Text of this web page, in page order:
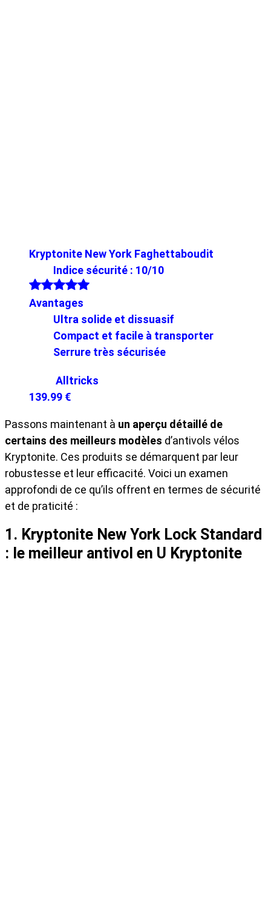
Kryptonite New York Faghettaboudit
Indice sécurité : 10/10
Avantages
Ultra solide et dissuasif
Compact et facile à transporter
Serrure très sécurisée
Alltricks
139.99 €
Passons maintenant à un aperçu détaillé de
certains des meilleurs modèles d’antivols vélos
Kryptonite. Ces produits se démarquent par leur
robustesse et leur efficacité. Voici un examen
approfondi de ce qu’ils offrent en termes de sécurité
et de praticité :
1. Kryptonite New York Lock Standard
: le meilleur antivol en U Kryptonite